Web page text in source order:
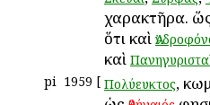
χαρακτῆρα.
ὅτι καὶ
καὶ
pi 1959 [ Πολύευκτος,